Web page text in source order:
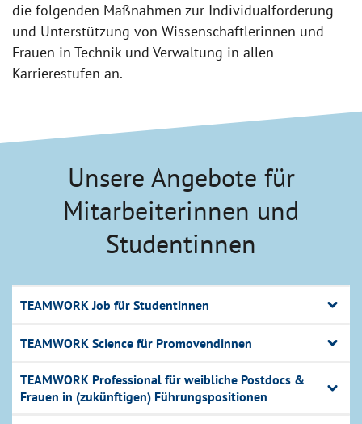
die folgenden Maßnahmen zur Individualförderung
und Unterstützung von Wissenschaftlerinnen und
Frauen in Technik und Verwaltung in allen
Karrierestufen an.
Unsere Angebote für
Mitarbeiterinnen und
Studentinnen
TEAMWORK Job für Studentinnen
TEAMWORK Science für Promovendinnen
TEAMWORK Professional für weibliche Postdocs &
Frauen in (zukünftigen) Führungspositionen